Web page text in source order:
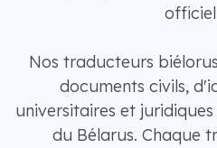
Nos traducteurs
documents civils,
universitaires et
du Bélarus. Chaque